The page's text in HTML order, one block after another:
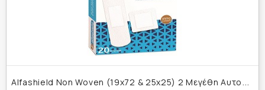
A
lfashield Non Woven (19x72 & 25x25) 2 Μεγέθη Αυτοκόλλητα Υποαλλεργικά Επιθέματα 20 τεμάχια